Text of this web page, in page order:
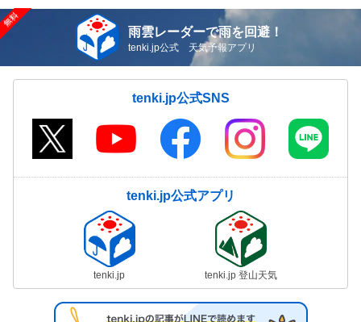
雨雲レーダーで雨を回避！
tenki.jp公式 天気予報アプリ
tenki.jp公式SNS
tenki.jp公式アプリ
tenki.jp tenki.jp 登山天気